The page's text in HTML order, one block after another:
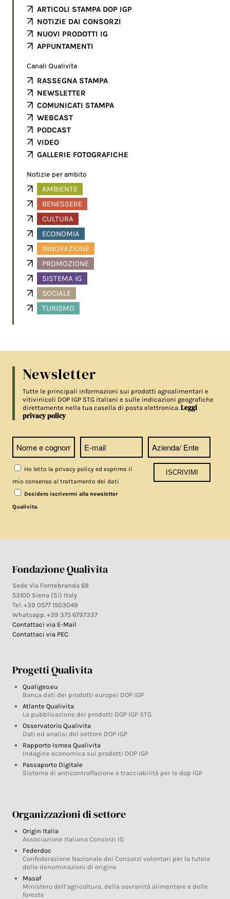
ARTICOLI STAMPA DOP IGP
NOTIZIE DAI CONSORZI
NUOVI PRODOTTI IG
APPUNTAMENTI
Canali Qualivita
RASSEGNA STAMPA
NEWSLETTER
COMUNICATI STAMPA
WEBCAST
PODCAST
VIDEO
GALLERIE FOTOGRAFICHE
Notizie per ambito
AMBIENTE
BENESSERE
CULTURA
ECONOMIA
INNOVAZIONE
PROMOZIONE
SISTEMA IG
SOCIALE
TURISMO
Newsletter
Tutte le principali informazioni sui prodotti agroalimentari e
vitivinicoli DOP IGP STG italiani e sulle indicazioni geografiche
direttamente nella tua casella di posta elettronica.Leggi
privacy policy
Ho letto la privacy policy ed esprimo il
mio consenso al trattamento dei dati
Desidero iscrivermi alla newsletter
Qualivita
Fondazione Qualivita
Sede Via Fontebranda 69
53100 Siena (Si) Italy
Tel. +39 0577 1503049
Whatsapp. +39 375 6797337
Contattaci via E-Mail
Contattaci via PEC
Progetti Qualivita
Qualigeo.eu
Banca dati dei prodotti europei DOP IGP
Atlante Qualivita
La pubblicazione dei prodotti DOP IGP STG
Osservatorio Qualivita
Dati ed analisi del settore DOP IGP
Rapporto Ismea Qualivita
Indagine economica sui prodotti DOP IGP
Passaporto Digitale
Sistema di anticontraffazione e tracciabilità per le dop IGP
Organizzazioni di settore
Origin Italia
Associazione Italiana Consorzi IG
Federdoc
Confederazione Nazionale dei Consorzi volontari per la tutela
delle denominazioni di origine
Masaf
Ministero dell’agricoltura, della sovranità alimentare e delle
foreste